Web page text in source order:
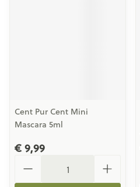
Cent Pur Cent Mini
Mascara 5ml
€ 9,99